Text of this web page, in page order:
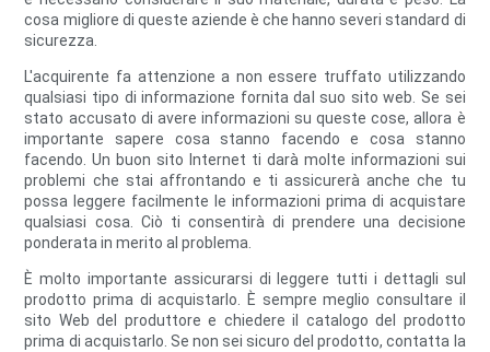
cosa migliore di queste aziende è che hanno severi standard di
sicurezza.
L'acquirente fa attenzione a non essere truffato utilizzando
qualsiasi tipo di informazione fornita dal suo sito web. Se sei
stato accusato di avere informazioni su queste cose, allora è
importante sapere cosa stanno facendo e cosa stanno
facendo. Un buon sito Internet ti darà molte informazioni sui
problemi che stai affrontando e ti assicurerà anche che tu
possa leggere facilmente le informazioni prima di acquistare
qualsiasi cosa. Ciò ti consentirà di prendere una decisione
ponderata in merito al problema.
È molto importante assicurarsi di leggere tutti i dettagli sul
prodotto prima di acquistarlo. È sempre meglio consultare il
sito Web del produttore e chiedere il catalogo del prodotto
prima di acquistarlo. Se non sei sicuro del prodotto, contatta la